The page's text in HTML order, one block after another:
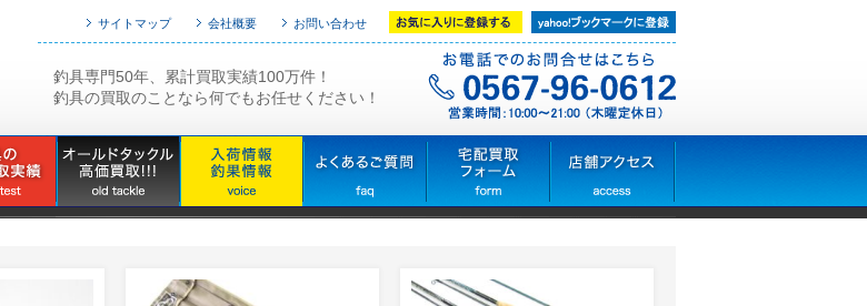
サイトマップ 会社概要 お問い合わせ
釣具専門50年、累計買取実績100万件！
釣具の買取のことなら何でもお任せください！